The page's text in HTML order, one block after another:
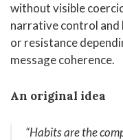
without visible
narrative control and
or resistance
message coherence.
An original idea
“Habits are the